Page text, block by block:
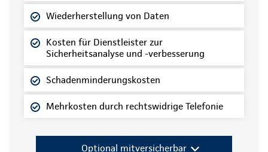
Wiederherstellung von Daten
Kosten für Dienstleister zur
Sicherheitsanalyse und -verbesserung
Schadenminderungskosten
Mehrkosten durch rechtswidrige Telefonie
Optional mitversicherbar